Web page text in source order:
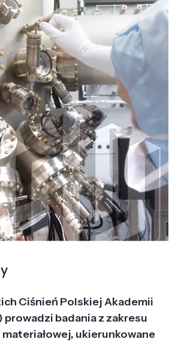
Ciśnień Polskiej Akademii
prowadzi badania z zakresu
ukierunkowane